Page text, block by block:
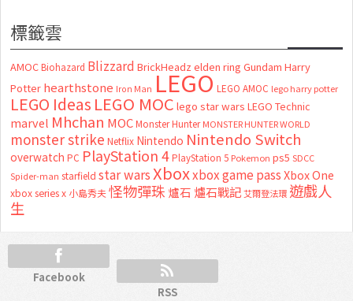
標籤雲
AMOC Biohazard Blizzard BrickHeadz elden ring Gundam Harry
Potter hearthstone Iron Man LEGO LEGO AMOC lego harry potter
LEGO Ideas LEGO MOC lego star wars LEGO Technic
marvel Mhchan MOC Monster Hunter MONSTER HUNTER WORLD
monster strike Netflix Nintendo Nintendo Switch
overwatch PC PlayStation 4 PlayStation 5 Pokemon ps5 SDCC
Spider-man starfield star warsXboxxbox game passXbox One
xbox series x 小島秀夫怪物彈珠 爐石 爐石戰記艾爾登法環 遊戲人
生
Facebook
RSS